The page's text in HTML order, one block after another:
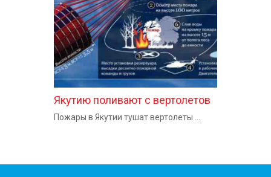
Якутию поливают с вертолетов
Пожары в Якутии тушат вертолеты ...